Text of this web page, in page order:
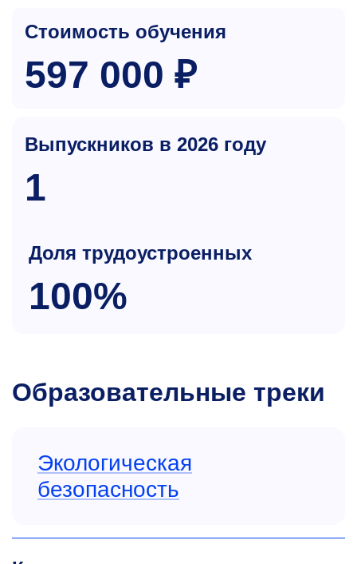
Стоимость обучения
597 000 ₽
Выпускников в 2026 году
1
Доля трудоустроенных
100%
Образовательные треки
Экологическая
безопасность